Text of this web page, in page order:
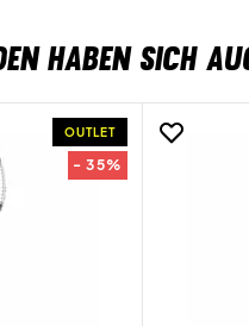
HABEN SICH
OUTLET
- 35%